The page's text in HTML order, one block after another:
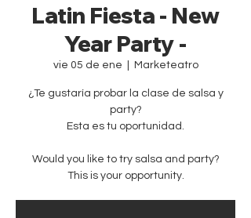
Latin Fiesta - New
Year Party -
vie 05 de ene Marketeatro
¿Te gustaría probar la clase de salsa y
party?
Esta es tu oportunidad.
Would you like to try salsa and party?
This is your opportunity.